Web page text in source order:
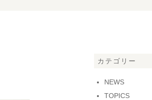
カテゴリー
NEWS
TOPICS